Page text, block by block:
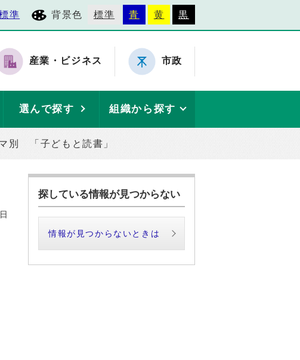
準 背景色 標準 青 黄 黒
産業・ビジネス 市政
選んで探す 組織から探す
別 「子どもと読書」
探している情報が見つからない
情報が見つからないときは